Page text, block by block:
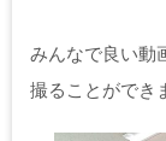
みんなで良い動
撮ることができ